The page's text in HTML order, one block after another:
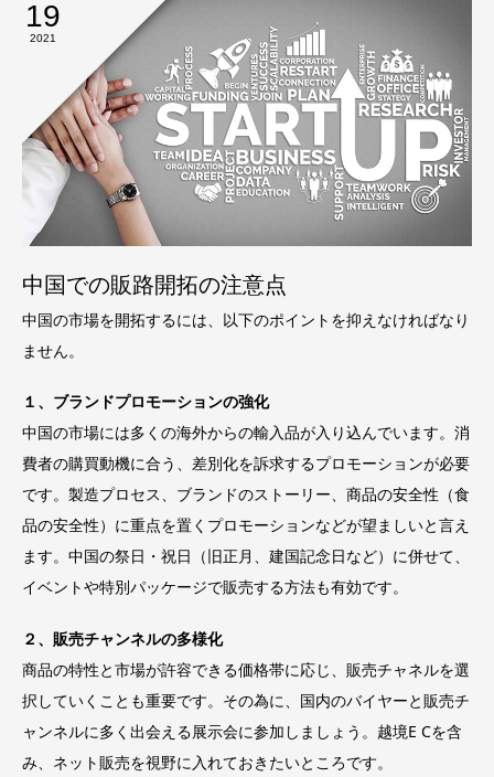
19
2021
中国での販路開拓の注意点
中国の市場を開拓するには、以下のポイントを抑えなければなり
ません。
１、ブランドプロモーションの強化
中国の市場には多くの海外からの輸入品が入り込んでいます。消
費者の購買動機に合う、差別化を訴求するプロモーションが必要
です。製造プロセス、ブランドのストーリー、商品の安全性（食
品の安全性）に重点を置くプロモーションなどが望ましいと言え
ます。中国の祭日・祝日（旧正月、建国記念日など）に併せて、
イベントや特別パッケージで販売する方法も有効です。
２、販売チャンネルの多様化
商品の特性と市場が許容できる価格帯に応じ、販売チャネルを選
択していくことも重要です。その為に、国内のバイヤーと販売チ
ャンネルに多く出会える展示会に参加しましょう。越境E Cを含
み、ネット販売を視野に入れておきたいところです。